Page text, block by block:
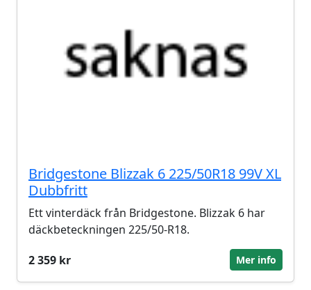
Bridgestone Blizzak 6 225/50R18 99V XL
Dubbfritt
Ett vinterdäck från Bridgestone. Blizzak 6 har
däckbeteckningen 225/50-R18.
2 359 kr
Mer info